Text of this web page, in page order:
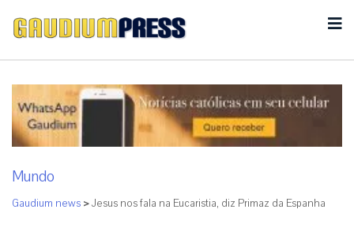
Mundo
Gaudium news >Jesus nos fala na Eucaristia, diz Primaz da Espanha